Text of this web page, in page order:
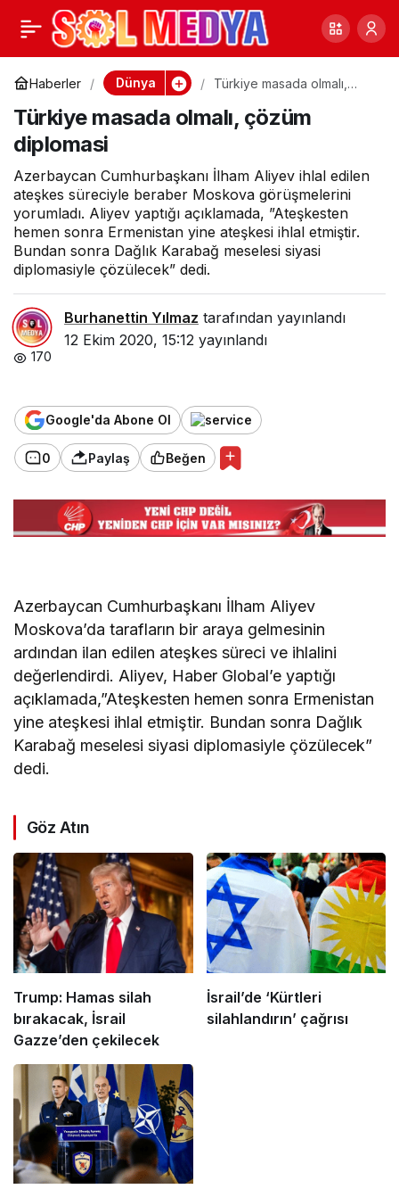
Haberler Dünya
Türkiye masada olmalı,
Türkiye masada olmalı, çözüm
diplomasi
Azerbaycan Cumhurbaşkanı İlham Aliyev ihlal edilen
ateşkes süreciyle beraber Moskova görüşmelerini
yorumladı. Aliyev yaptığı açıklamada, ”Ateşkesten
hemen sonra Ermenistan yine ateşkesi ihlal etmiştir.
Bundan sonra Dağlık Karabağ meselesi siyasi
diplomasiyle çözülecek” dedi.
Burhanettin Yılmaz tarafından yayınlandı
12 Ekim 2020, 15:12 yayınlandı
170
Google'da Abone Ol
0 Paylaş Beğen
Azerbaycan Cumhurbaşkanı İlham Aliyev
Moskova’da tarafların bir araya gelmesinin
ardından ilan edilen ateşkes süreci ve ihlalini
değerlendirdi. Aliyev, Haber Global’e yaptığı
açıklamada,”Ateşkesten hemen sonra Ermenistan
yine ateşkesi ihlal etmiştir. Bundan sonra Dağlık
Karabağ meselesi siyasi diplomasiyle çözülecek”
dedi.
Göz Atın
Trump: Hamas silah
bırakacak, İsrail
Gazze’den çekilecek
İsrail’de ‘Kürtleri
silahlandırın’ çağrısı
Dünya açlıkla nasıl
mücadele etmeli?
0 Paylaş